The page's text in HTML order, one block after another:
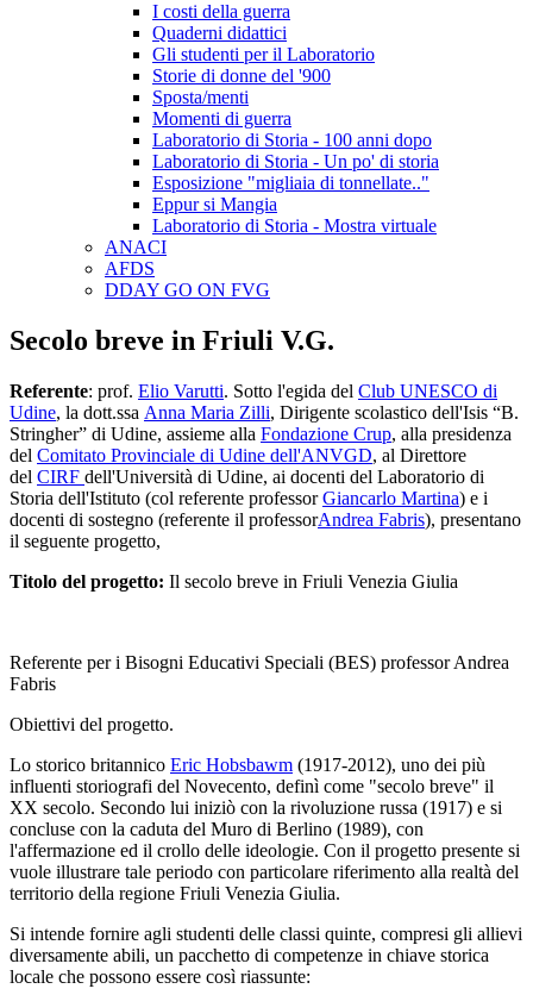
I costi della guerra
Quaderni didattici
Gli studenti per il Laboratorio
Storie di donne del '900
Sposta/menti
Momenti di guerra
Laboratorio di Storia - 100 anni dopo
Laboratorio di Storia - Un po' di storia
Esposizione "migliaia di tonnellate.."
Eppur si Mangia
Laboratorio di Storia - Mostra virtuale
ANACI
AFDS
DDAY GO ON FVG
Secolo breve in Friuli V.G.
Referente: prof. Elio Varutti. Sotto l'egida del Club UNESCO di
Udine, la dott.ssa Anna Maria Zilli, Dirigente scolastico dell'Isis “B.
Stringher” di Udine, assieme alla Fondazione Crup, alla presidenza
del Comitato Provinciale di Udine dell'ANVGD, al Direttore
del CIRF dell'Università di Udine, ai docenti del Laboratorio di
Storia dell'Istituto (col referente professorGiancarlo Martina) e i
docenti di sostegno (referente il professorAndrea Fabris), presentano
il seguente progetto,
Titolo del progetto: Il secolo breve in Friuli Venezia Giulia
Referente per i Bisogni Educativi Speciali (BES) professor Andrea
Fabris
Obiettivi del progetto.
Lo storico britannico Eric Hobsbawm (1917-2012), uno dei più
influenti storiografi del Novecento, definì come "secolo breve" il
XX secolo. Secondo lui iniziò con la rivoluzione russa (1917) e si
concluse con la caduta del Muro di Berlino (1989), con
l'affermazione ed il crollo delle ideologie. Con il progetto presente si
vuole illustrare tale periodo con particolare riferimento alla realtà del
territorio della regione Friuli Venezia Giulia.
Si intende fornire agli studenti delle classi quinte, compresi gli allievi
diversamente abili, un pacchetto di competenze in chiave storica
locale che possono essere così riassunte: